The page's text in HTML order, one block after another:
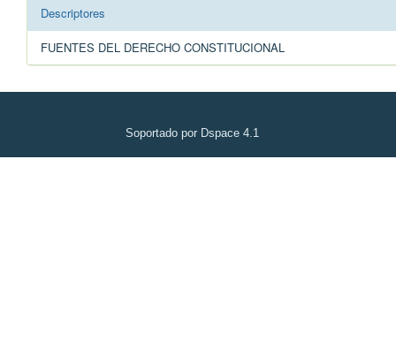
Descriptores
FUENTES DEL DERECHO CONSTITUCIONAL
Soportado por Dspace 4.1